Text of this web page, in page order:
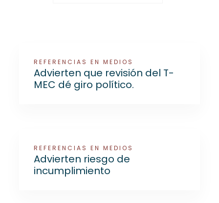
REFERENCIAS EN MEDIOS
Advierten que revisión del T-
MEC dé giro político.
REFERENCIAS EN MEDIOS
Advierten riesgo de
incumplimiento